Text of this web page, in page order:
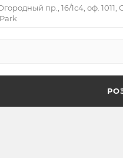
пр., 16/1с4, оф. 1011,